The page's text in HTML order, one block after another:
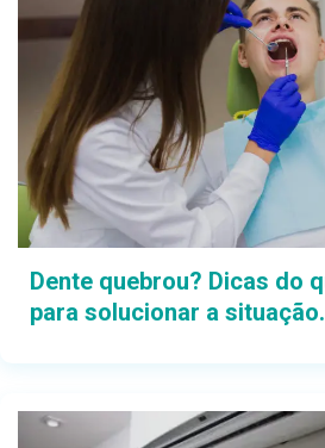
Dente quebrou? Dicas do
para solucionar a situação.